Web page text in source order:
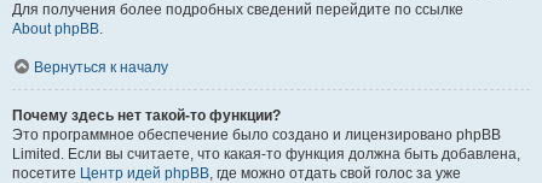
Для получения более подробных сведений перейдите по ссылке
About phpBB.
Вернуться к началу
Почему здесь нет такой-то функции?
Это программное обеспечение было создано и лицензировано phpBB
Limited. Если вы считаете, что какая-то функция должна быть добавлена,
посетите Центр идей phpBB, где можно отдать свой голос за уже